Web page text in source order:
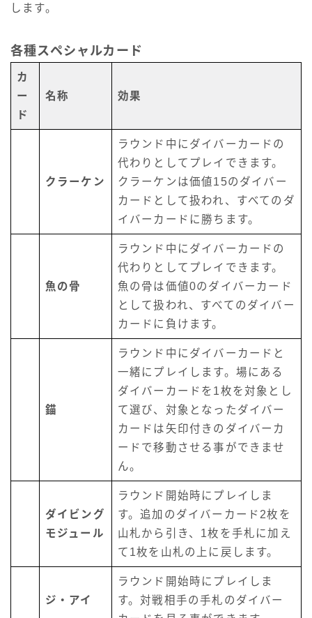
します。
各種スペシャルカード
カ
ー
ド
名称 効果
クラーケン
ラウンド中にダイバーカードの
代わりとしてプレイできます。
クラーケンは価値15のダイバー
カードとして扱われ、すべてのダ
イバーカードに勝ちます。
魚の骨
ラウンド中にダイバーカードの
代わりとしてプレイできます。
魚の骨は価値0のダイバーカード
として扱われ、すべてのダイバー
カードに負けます。
錨
ラウンド中にダイバーカードと
一緒にプレイします。場にある
ダイバーカードを1枚を対象とし
て選び、対象となったダイバー
カードは矢印付きのダイバーカ
ードで移動させる事ができませ
ん。
ダイビング
モジュール
ラウンド開始時にプレイしま
す。追加のダイバーカード2枚を
山札から引き、1枚を手札に加え
て1枚を山札の上に戻します。
ジ・アイ
ラウンド開始時にプレイしま
す。対戦相手の手札のダイバー